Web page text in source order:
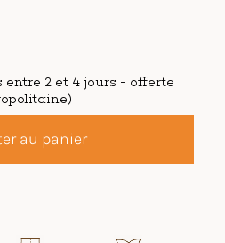
2 et 4 jours - offerte
au panier